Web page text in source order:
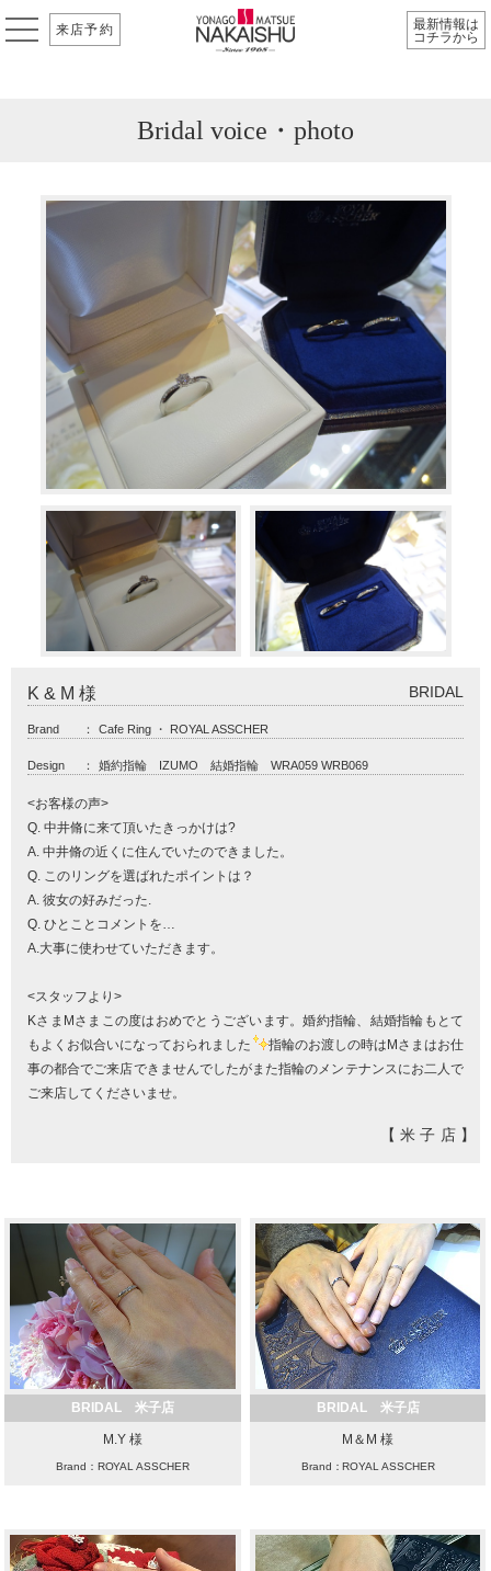
来店予約
最新情報は
コチラから
Bridal voice・photo
K & M 様 BRIDAL
Brand ： Cafe Ring ・ ROYAL ASSCHER
Design ： 婚約指輪 IZUMO 結婚指輪 WRA059 WRB069
<お客様の声>
Q. 中井脩に来て頂いたきっかけは?
A. 中井脩の近くに住んでいたのできました。
Q. このリングを選ばれたポイントは？
A. 彼女の好みだった.
Q. ひとことコメントを…
A.大事に使わせていただきます。
<スタッフより>
KさまMさまこの度はおめでとうございます。婚約指輪、結婚指輪もとて
もよくお似合いになっておられました
指輪のお渡しの時はMさまはお仕
事の都合でご来店できませんでしたがまた指輪のメンテナンスにお二人で
ご来店してくださいませ。
【米子店】
BRIDAL 米子店
M.Y 様
Brand：ROYAL ASSCHER
BRIDAL 米子店
M＆M 様
Brand：ROYAL ASSCHER